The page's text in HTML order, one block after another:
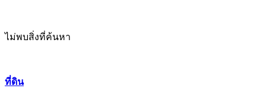
ไม่พบสิ่งที่ค้นหา
ที่ดิน